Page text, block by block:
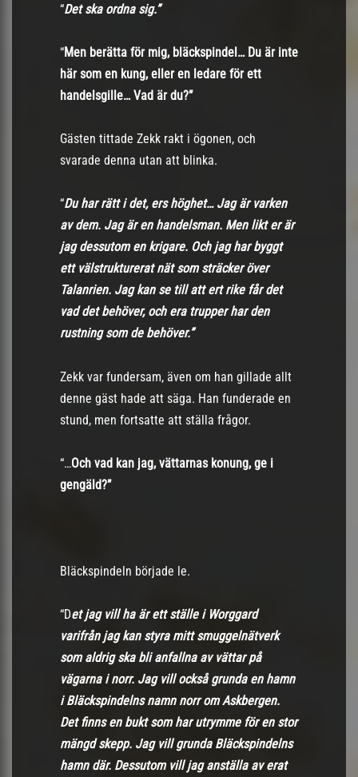
“Det ska ordna sig.”
“Men berätta för mig, bläckspindel… Du är inte
här som en kung, eller en ledare för ett
handelsgille… Vad är du?”
Gästen tittade Zekk rakt i ögonen, och
svarade denna utan att blinka.
“Du har rätt i det, ers höghet… Jag är varken
av dem. Jag är en handelsman. Men likt er är
jag dessutom en krigare. Och jag har byggt
ett välstrukturerat nät som sträcker över
Talanrien. Jag kan se till att ert rike får det
vad det behöver, och era trupper har den
rustning som de behöver.”
Zekk var fundersam, även om han gillade allt
denne gäst hade att säga. Han funderade en
stund, men fortsatte att ställa frågor.
“…Och vad kan jag, vättarnas konung, ge i
gengäld?”
Bläckspindeln började le.
“Det jag vill ha är ett ställe i Worggard
varifrån jag kan styra mitt smuggelnätverk
som aldrig ska bli anfallna av vättar på
vägarna i norr. Jag vill också grunda en hamn
i Bläckspindelns namn norr om Askbergen.
Det finns en bukt som har utrymme för en stor
mängd skepp. Jag vill grunda Bläckspindelns
hamn där. Dessutom vill jag anställa av erat